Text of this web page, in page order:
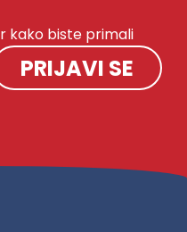
kako biste primali
PRIJAVI SE